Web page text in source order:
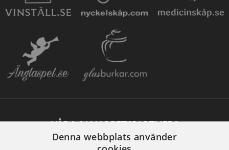
VÅRA SAMARBETSPARTNERS
Denna webbplats använder